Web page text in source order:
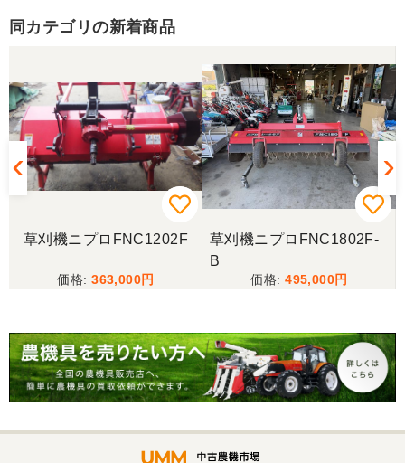
うございました。
山梨県／じん
整備された中古のバインダーを探していて、金額も
だいたい予算内だったのですぐに決めました！ それ
から陸送が可能という所も大きな決め手で、良い買
い物が出来たと非常に満足しております。
山梨県／今井基史
この度は、迅速な対応ありがとうございました。た
だ、メールに記載の配達の受け取りについてタイム
ラグがあり少しとまどいましたので、星をひとつの
山梨県／
迅速丁寧にご対応くださいました。この度はありが
同カテゴリの新着商品
草刈機ニプロFNC1202F
363,000
草刈機ニプロFNC1802F-
B
495,000